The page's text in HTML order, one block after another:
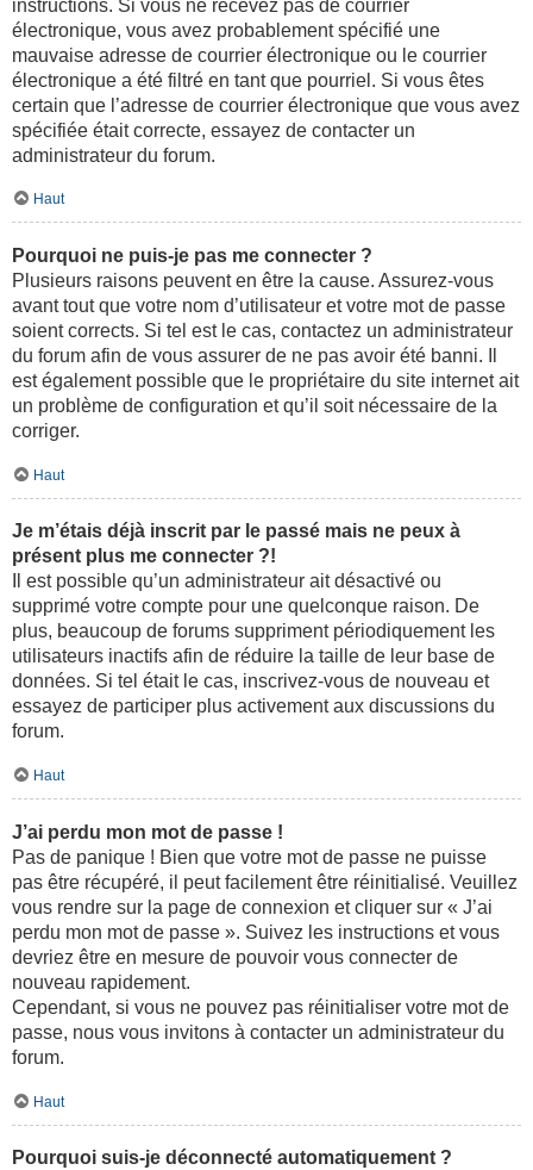
instructions. Si vous ne recevez pas de courrier
électronique, vous avez probablement spécifié une
mauvaise adresse de courrier électronique ou le courrier
électronique a été filtré en tant que pourriel. Si vous êtes
certain que l’adresse de courrier électronique que vous avez
spécifiée était correcte, essayez de contacter un
administrateur du forum.
Haut
Pourquoi ne puis-je pas me connecter ?
Plusieurs raisons peuvent en être la cause. Assurez-vous
avant tout que votre nom d’utilisateur et votre mot de passe
soient corrects. Si tel est le cas, contactez un administrateur
du forum afin de vous assurer de ne pas avoir été banni. Il
est également possible que le propriétaire du site internet ait
un problème de configuration et qu’il soit nécessaire de la
corriger.
Haut
Je m’étais déjà inscrit par le passé mais ne peux à
présent plus me connecter ?!
Il est possible qu’un administrateur ait désactivé ou
supprimé votre compte pour une quelconque raison. De
plus, beaucoup de forums suppriment périodiquement les
utilisateurs inactifs afin de réduire la taille de leur base de
données. Si tel était le cas, inscrivez-vous de nouveau et
essayez de participer plus activement aux discussions du
forum.
Haut
J’ai perdu mon mot de passe !
Pas de panique ! Bien que votre mot de passe ne puisse
pas être récupéré, il peut facilement être réinitialisé. Veuillez
vous rendre sur la page de connexion et cliquer sur « J’ai
perdu mon mot de passe ». Suivez les instructions et vous
devriez être en mesure de pouvoir vous connecter de
nouveau rapidement.
Cependant, si vous ne pouvez pas réinitialiser votre mot de
passe, nous vous invitons à contacter un administrateur du
forum.
Haut
Pourquoi suis-je déconnecté automatiquement ?